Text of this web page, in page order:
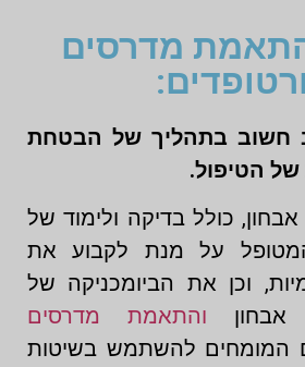
מדרסים
חשוב בתהליך של הבטחת
של הטיפול.
כולל בדיקה ולימוד של
על מנת לקבוע את
וכן את הביומכניקה של
אבחון והתאמת מדרסים
המומחים להשתמש בשיטות